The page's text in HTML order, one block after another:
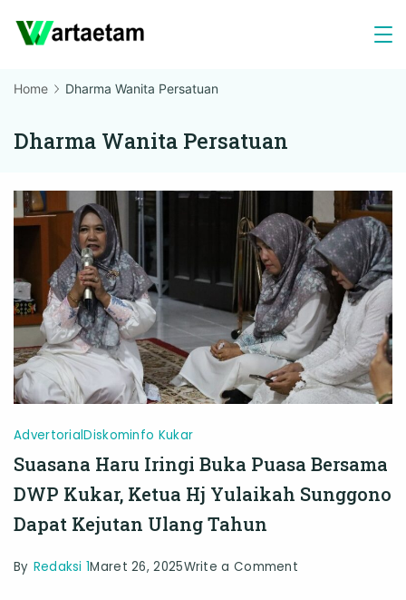
Home Dharma Wanita Persatuan
Dharma Wanita Persatuan
AdvertorialDiskominfo Kukar
Suasana Haru Iringi Buka Puasa Bersama
DWP Kukar, Ketua Hj Yulaikah Sunggono
Dapat Kejutan Ulang Tahun
By Redaksi 1Maret 26, 2025Write a Comment